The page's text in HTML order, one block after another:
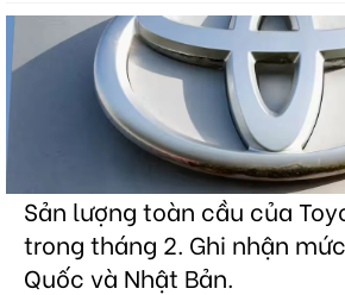
Sản lượng toàn cầu của
trong tháng 2. Ghi nhận
Quốc và Nhật Bản.